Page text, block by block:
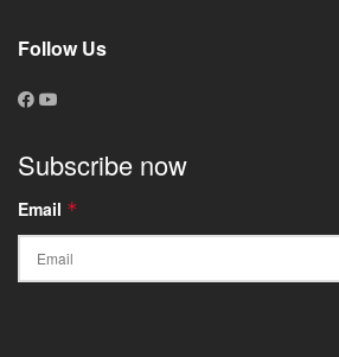
Follow Us
Subscribe now
Email *